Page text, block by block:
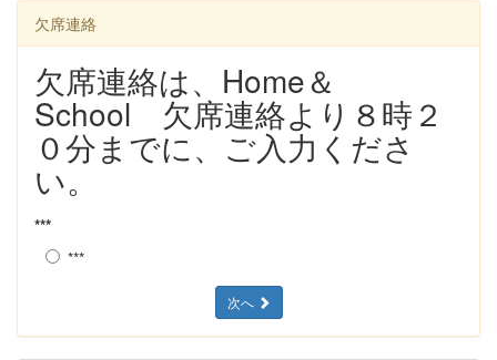
欠席連絡
欠席連絡は、Home＆
School 欠席連絡より８時２
０分までに、ご入力くださ
い。
***
***
次へ